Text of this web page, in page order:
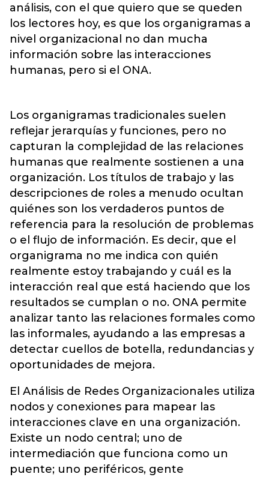
análisis, con el que quiero que se queden
los lectores hoy, es que los organigramas a
nivel organizacional no dan mucha
información sobre las interacciones
humanas, pero si el ONA.
Los organigramas tradicionales suelen
reflejar jerarquías y funciones, pero no
capturan la complejidad de las relaciones
humanas que realmente sostienen a una
organización. Los títulos de trabajo y las
descripciones de roles a menudo ocultan
quiénes son los verdaderos puntos de
referencia para la resolución de problemas
o el flujo de información. Es decir, que el
organigrama no me indica con quién
realmente estoy trabajando y cuál es la
interacción real que está haciendo que los
resultados se cumplan o no. ONA permite
analizar tanto las relaciones formales como
las informales, ayudando a las empresas a
detectar cuellos de botella, redundancias y
oportunidades de mejora.
El Análisis de Redes Organizacionales utiliza
nodos y conexiones para mapear las
interacciones clave en una organización.
Existe un nodo central; uno de
intermediación que funciona como un
puente; uno periféricos, gente